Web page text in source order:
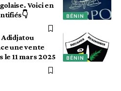
BÉNIN
Voici en
BÉNIN
Adidjatou
une vente
le 11 mars 2025